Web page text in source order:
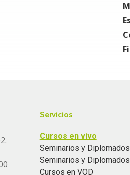
Servicios
Cursos en vivo
Seminarios y
Seminarios y Diplomados
Cursos en VOD